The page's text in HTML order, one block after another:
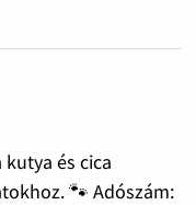
és cica
🐾 Adószám: